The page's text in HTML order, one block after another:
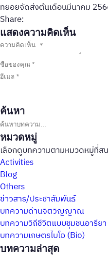
ทยอยจัดส่งต้นเดือนมีนาคม
Share:
แสดงความคิดเห็น
ค้นหา
ค้นหาบทความ
หมวดหมู่
เลือกดูบทความตามหมวดหมู่ที่ส
Activities
Blog
Others
ข่าวสาร/ประชาสัมพันธ์
บทความด้านจิตวิญญาณ
บทความวิถีชีวิตแบบชุมชนอารียา
บทความเกษตรไบโอ (Bio)
บทความล่าสุด